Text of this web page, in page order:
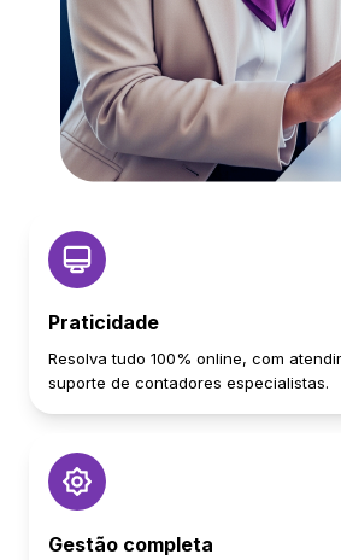
Praticidade
Resolva tudo 100% online, com
suporte de contadores especialistas.
Gestão completa